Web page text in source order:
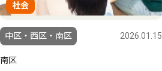
社会
中区・西区・南区 2026.01.15
南区